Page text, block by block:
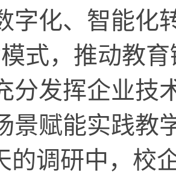
字化、智能化
模式，推动教
分发挥企业技
景赋能实践教
的调研中，校